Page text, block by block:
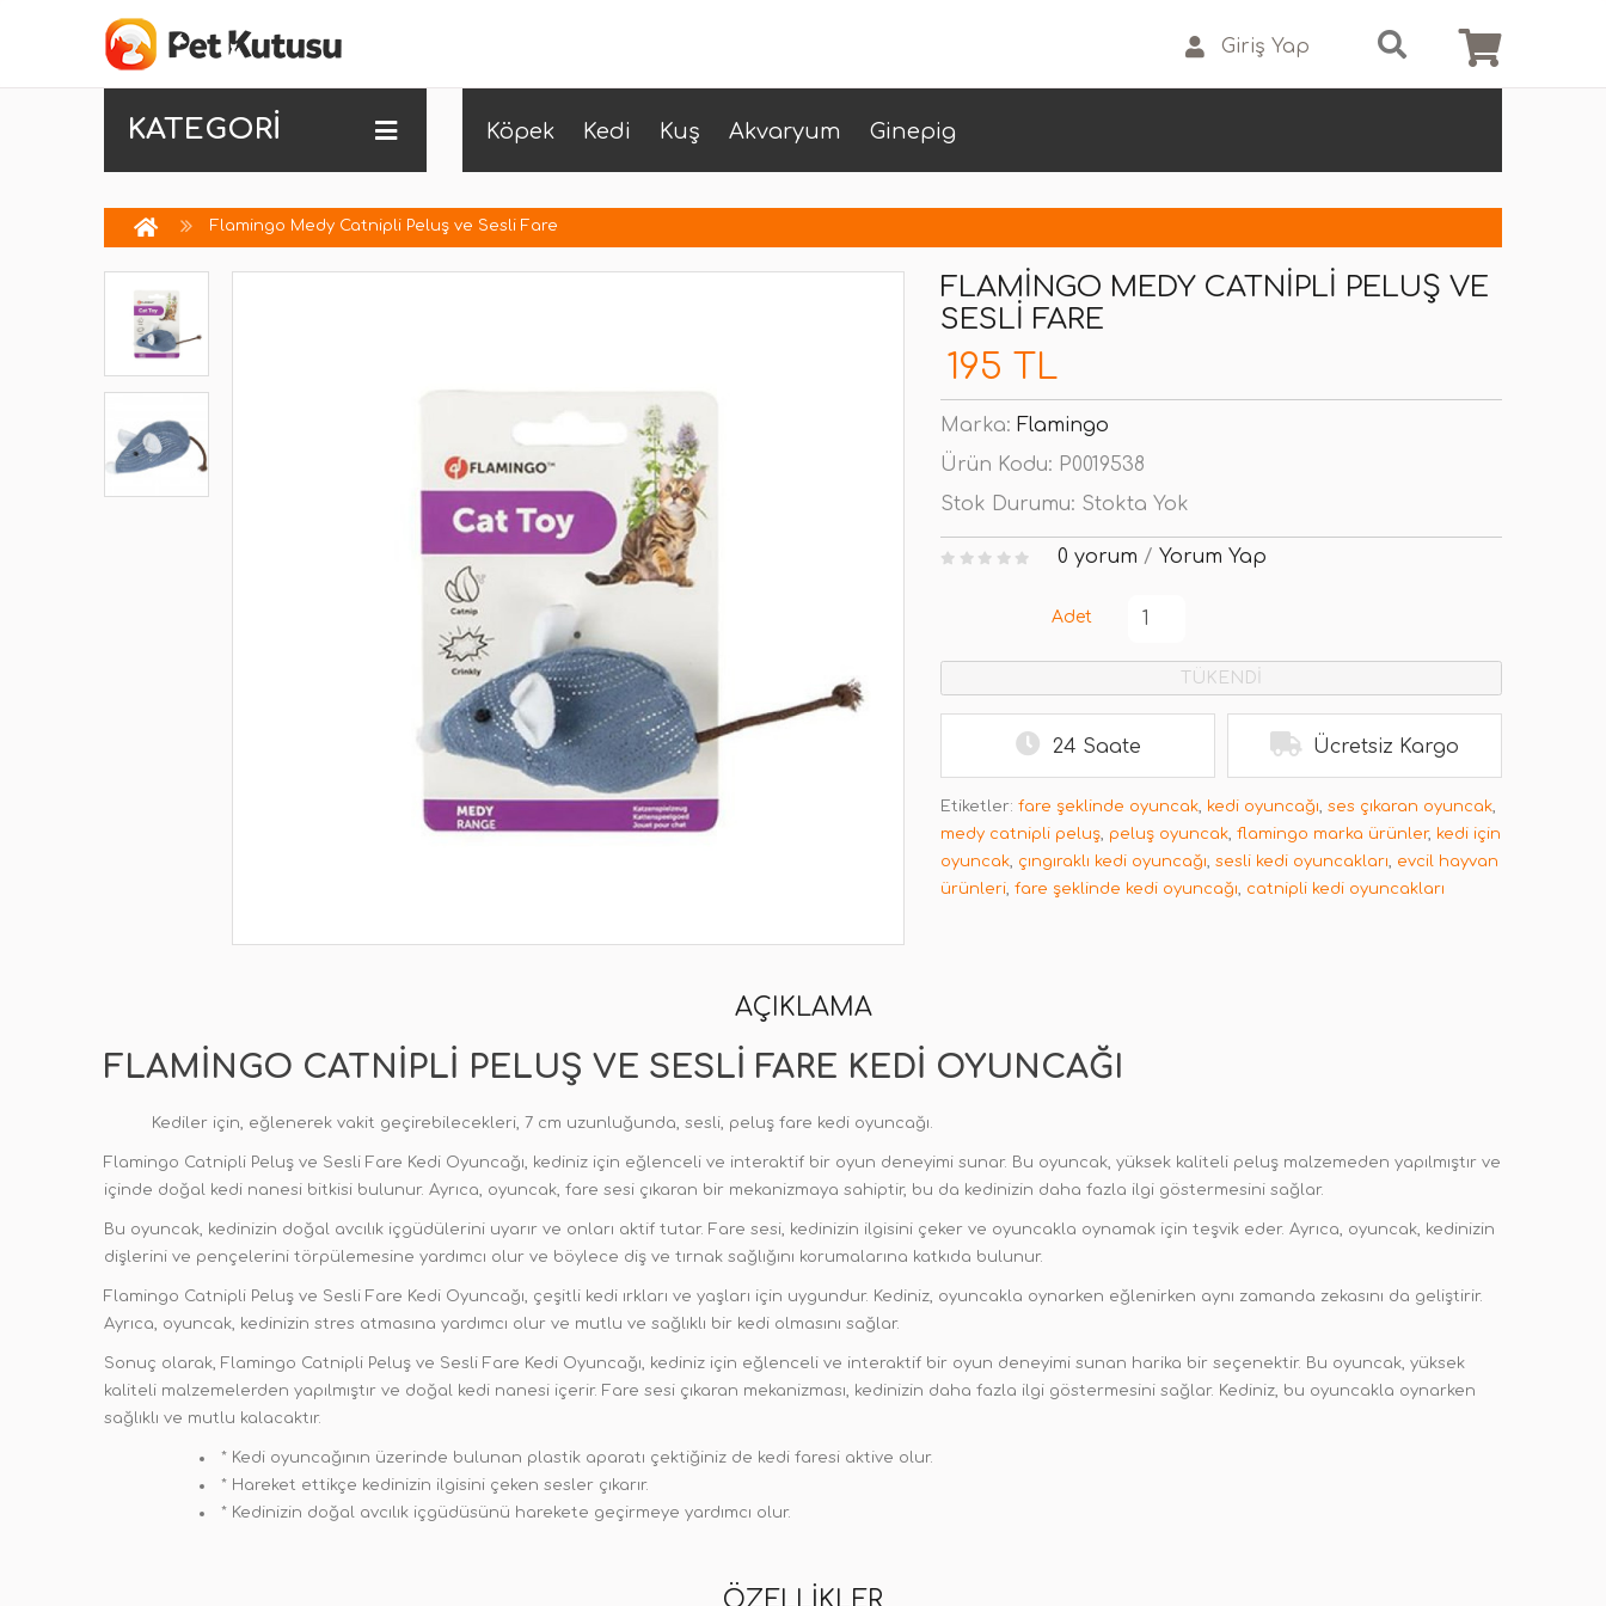
Giriş Yap
KATEGORİ Köpek Kedi Kuş Akvaryum Ginepig
Flamingo Medy Catnipli Peluş ve Sesli Fare
FLAMINGO MEDY CATNIPLI PELUŞ VE
SESLI FARE
195 TL
Marka: Flamingo
Ürün Kodu: P0019538
Stok Durumu: Stokta Yok
0 yorum / Yorum Yap
Adet
TÜKENDİ
24 Saate Ücretsiz Kargo
Etiketler: fare şeklinde oyuncak, kedi oyuncağı, ses çıkaran oyuncak,
medy catnipli peluş, peluş oyuncak, flamingo marka ürünler, kedi için
oyuncak, çıngıraklı kedi oyuncağı, sesli kedi oyuncakları, evcil hayvan
ürünleri, fare şeklinde kedi oyuncağı, catnipli kedi oyuncakları
AÇIKLAMA
FLAMINGO CATNIPLI PELUŞ VE SESLI FARE KEDI OYUNCAĞI
Kediler için, eğlenerek vakit geçirebilecekleri, 7 cm uzunluğunda, sesli, peluş fare kedi oyuncağı.
Flamingo Catnipli Peluş ve Sesli Fare Kedi Oyuncağı, kediniz için eğlenceli ve interaktif bir oyun deneyimi sunar. Bu oyuncak, yüksek kaliteli peluş malzemeden yapılmıştır ve
içinde doğal kedi nanesi bitkisi bulunur. Ayrıca, oyuncak, fare sesi çıkaran bir mekanizmaya sahiptir, bu da kedinizin daha fazla ilgi göstermesini sağlar.
Bu oyuncak, kedinizin doğal avcılık içgüdülerini uyarır ve onları aktif tutar. Fare sesi, kedinizin ilgisini çeker ve oyuncakla oynamak için teşvik eder. Ayrıca, oyuncak, kedinizin
dişlerini ve pençelerini törpülemesine yardımcı olur ve böylece diş ve tırnak sağlığını korumalarına katkıda bulunur.
Flamingo Catnipli Peluş ve Sesli Fare Kedi Oyuncağı, çeşitli kedi ırkları ve yaşları için uygundur. Kediniz, oyuncakla oynarken eğlenirken aynı zamanda zekasını da geliştirir.
Ayrıca, oyuncak, kedinizin stres atmasına yardımcı olur ve mutlu ve sağlıklı bir kedi olmasını sağlar.
Sonuç olarak, Flamingo Catnipli Peluş ve Sesli Fare Kedi Oyuncağı, kediniz için eğlenceli ve interaktif bir oyun deneyimi sunan harika bir seçenektir. Bu oyuncak, yüksek
kaliteli malzemelerden yapılmıştır ve doğal kedi nanesi içerir. Fare sesi çıkaran mekanizması, kedinizin daha fazla ilgi göstermesini sağlar. Kediniz, bu oyuncakla oynarken
sağlıklı ve mutlu kalacaktır.
* Kedi oyuncağının üzerinde bulunan plastik aparatı çektiğiniz de kedi faresi aktive olur.
* Hareket ettikçe kedinizin ilgisini çeken sesler çıkarır.
* Kedinizin doğal avcılık içgüdüsünü harekete geçirmeye yardımcı olur.
ÖZELLIKLER